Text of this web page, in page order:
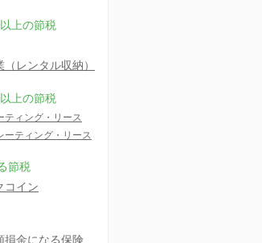
上の節税
レンタル収納）
上の節税
ティング・リース
ーティング・リース
節税
コイン
損金になる保険